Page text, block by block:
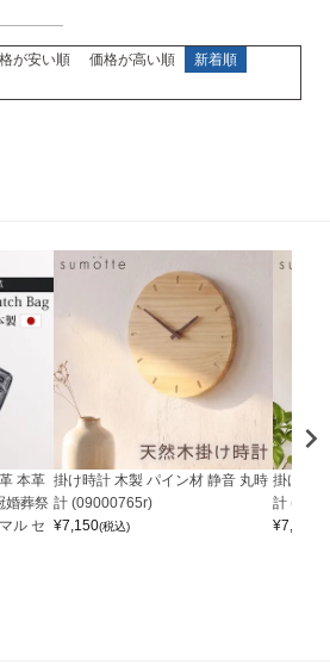
が安い順 価格が高い順
新着順
本革
婚葬祭
ル セ
掛け時計 木製 パイン材 静音 丸時
計 (09000765r)
¥7,150(税込)
掛け時
計
¥7,150